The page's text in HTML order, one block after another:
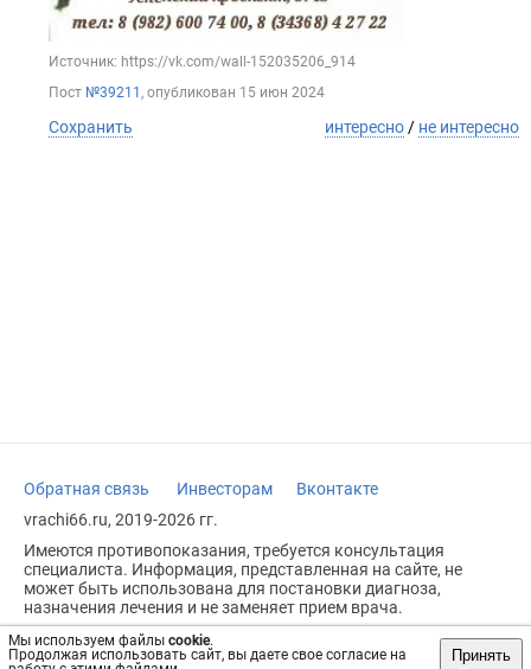
Мы используем файлы cookie.
Продолжая использовать сайт, вы даете свое согласие на
Принять
Источник: https://vk.com/wall-152035206_914
Пост №39211 , опубликован 15 июн 2024
Сохранить интересно / не интересно
Обратная связь Инвесторам
Вконтакте
vrachi66.ru, 2019-2026 гг.
Имеются противопоказания, требуется консультация
специалиста. Информация, представленная на сайте, не
может быть использована для постановки диагноза,
назначения лечения и не заменяет прием врача.
Возрастное ограничение: 18+